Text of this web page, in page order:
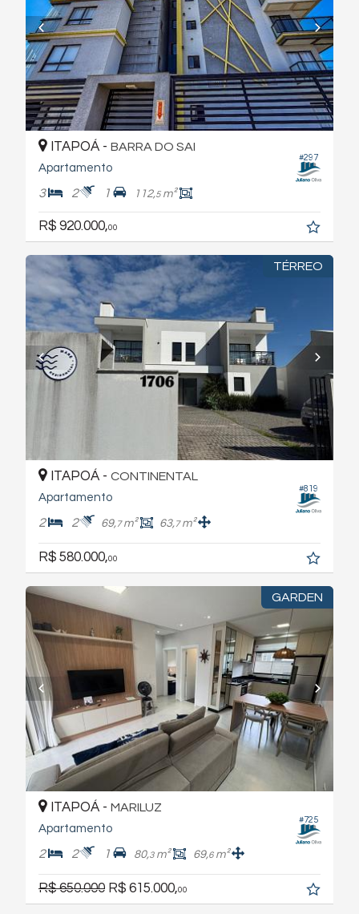
#297
ITAPOÁ - BARRA DO SAI
Apartamento
3 2 1 112,5m²
R$ 920.000,00
TÉRREO
#819
ITAPOÁ - CONTINENTAL
Apartamento
2 2 69,7m² 63,7m²
R$ 580.000,00
GARDEN
#725
ITAPOÁ - MARILUZ
Apartamento
2 2 1 80,3m² 69,6m²
R$ 650.000 R$ 615.000,00